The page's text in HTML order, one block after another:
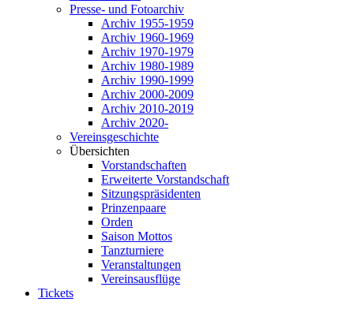
Presse- und Fotoarchiv
Archiv 1955-1959
Archiv 1960-1969
Archiv 1970-1979
Archiv 1980-1989
Archiv 1990-1999
Archiv 2000-2009
Archiv 2010-2019
Archiv 2020-
Vereinsgeschichte
Übersichten
Vorstandschaften
Erweiterte Vorstandschaft
Sitzungspräsidenten
Prinzenpaare
Orden
Saison Mottos
Tanzturniere
Veranstaltungen
Vereinsausflüge
Tickets